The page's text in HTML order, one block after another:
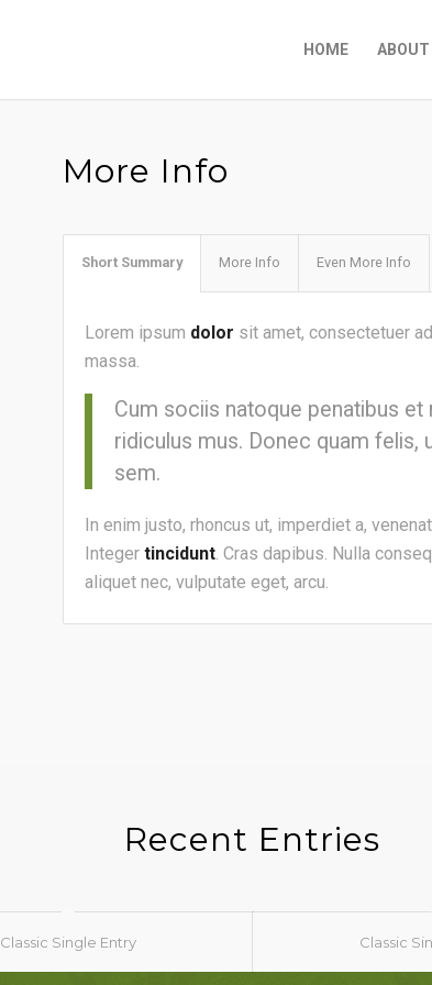
HOME ABOUT
More Info
Short Summary More Info Even More Info
Lorem ipsum dolor sit amet, consectetuer
massa.
Cum sociis natoque penatibus
ridiculus mus. Donec quam felis,
sem.
In enim justo, rhoncus ut, imperdiet a,
Integertincidunt. Cras dapibus. Nulla
aliquet nec, vulputate eget, arcu.
Recent Entries
Classic Single Entry Classic